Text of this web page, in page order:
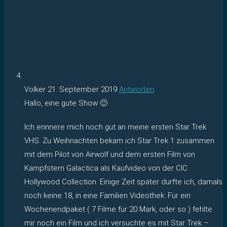
Volker 21. September 2019 Antworten
Hallo, eine gute Show 🙂
Ich erinnere mich noch gut an meine ersten Star Trek
VHS. Zu Weihnachten bekam ich Star Trek 1 zusammen
mit dem Pilot von Airwolf und dem ersten Film von
Kampfstern Galactica als Kaufvideo von der CIC
Hollywood Collection. Einige Zeit später durfte ich, damals
noch keine 18, in eine Familien Videothek. Für ein
Wochenendpaket ( 7 Filme für 20 Mark, oder so ) fehlte
mir noch ein Film und ich versuchte es mit Star Trek –